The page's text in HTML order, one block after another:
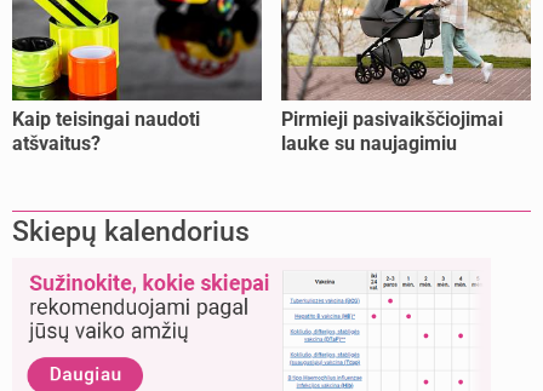
Kaip teisingai naudoti
atšvaitus?
Pirmieji pasivaikščiojimai
lauke su naujagimiu
Skiepų kalendorius